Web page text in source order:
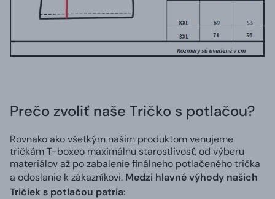
Prečo zvoliť naše Tričko s potlačou?
Rovnako ako všetkým našim produktom venujeme
tričkám T-boxeo maximálnu starostlivosť, od výberu
materiálov až po zabalenie finálneho potlačeného trička
a odoslanie k zákazníkovi. Medzi hlavné výhody našich
Tričiek s potlačou patria: